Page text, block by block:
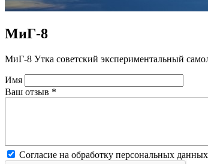
МиГ-8
МиГ-8 Утка советский экспериментальный
Имя
Ваш отзыв *
Согласие на обработку персональных данных